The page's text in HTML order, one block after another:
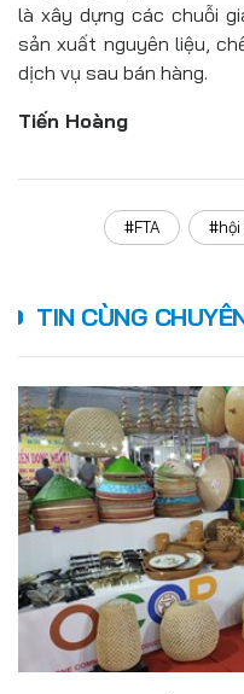
là xây dựng các chuỗi
sản xuất nguyên liệu,
dịch vụ sau bán hàng.
Tiến Hoàng
#FTA #hội
TIN CÙNG